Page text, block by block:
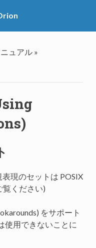
ュアル »
現のセットは POSIX
覧ください)
をサポート
使用できないことに